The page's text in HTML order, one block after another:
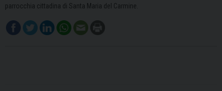
parrocchia cittadina di Santa Maria del Carmine.